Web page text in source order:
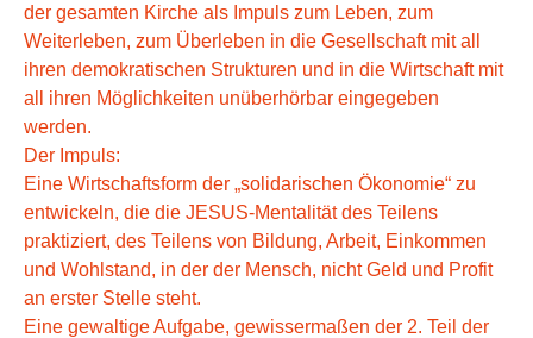
der gesamten Kirche als Impuls zum Leben, zum
Weiterleben, zum Überleben in die Gesellschaft mit all
ihren demokratischen Strukturen und in die Wirtschaft mit
all ihren Möglichkeiten unüberhörbar eingegeben
werden.
Der Impuls:
Eine Wirtschaftsform der „solidarischen Ökonomie“ zu
entwickeln, die die JESUS-Mentalität des Teilens
praktiziert, des Teilens von Bildung, Arbeit, Einkommen
und Wohlstand, in der der Mensch, nicht Geld und Profit
an erster Stelle steht.
Eine gewaltige Aufgabe, gewissermaßen der 2. Teil der